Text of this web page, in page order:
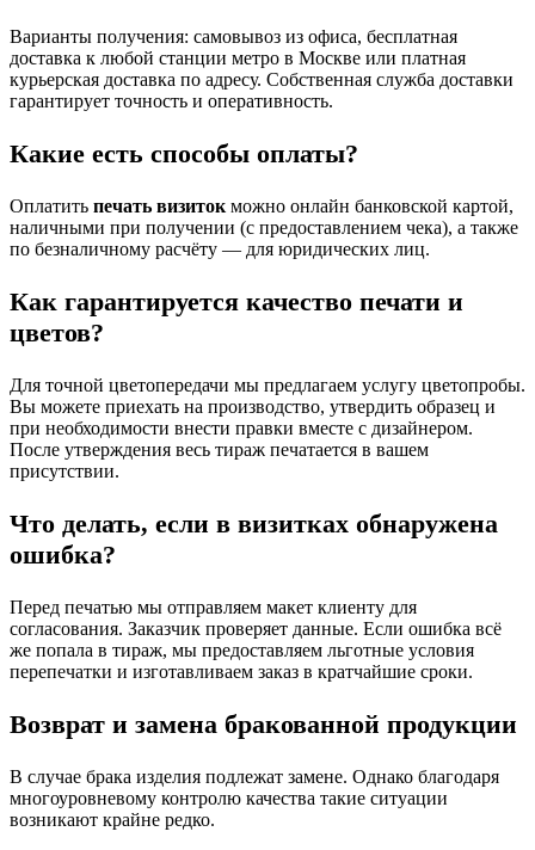
Варианты получения: самовывоз из офиса, бесплатная
доставка к любой станции метро в Москве или платная
курьерская доставка по адресу. Собственная служба доставки
гарантирует точность и оперативность.
Какие есть способы оплаты?
Оплатить печать визиток можно онлайн банковской картой,
наличными при получении (с предоставлением чека), а также
по безналичному расчёту — для юридических лиц.
Как гарантируется качество печати и
цветов?
Для точной цветопередачи мы предлагаем услугу цветопробы.
Вы можете приехать на производство, утвердить образец и
при необходимости внести правки вместе с дизайнером.
После утверждения весь тираж печатается в вашем
присутствии.
Что делать, если в визитках обнаружена
ошибка?
Перед печатью мы отправляем макет клиенту для
согласования. Заказчик проверяет данные. Если ошибка всё
же попала в тираж, мы предоставляем льготные условия
перепечатки и изготавливаем заказ в кратчайшие сроки.
Возврат и замена бракованной продукции
В случае брака изделия подлежат замене. Однако благодаря
многоуровневому контролю качества такие ситуации
возникают крайне редко.